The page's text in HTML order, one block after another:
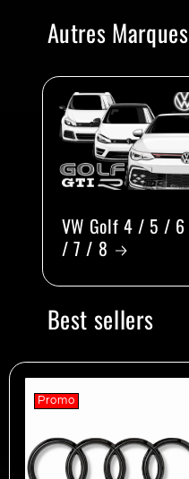
Autres Marques
VW Golf 4 / 5 / 6
/ 7 / 8
Best sellers
Promo